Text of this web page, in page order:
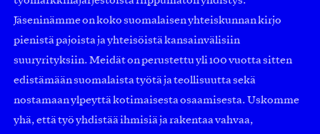
Jäseninämme on koko suomalaisen yhteiskunnan kirjo
pienistä pajoista ja yhteisöistä kansainvälisiin
suuryrityksiin. Meidät on perustettu yli 100 vuotta sitten
edistämään suomalaista työtä ja teollisuutta sekä
nostamaan ylpeyttä kotimaisesta osaamisesta. Uskomme
yhä, että työ yhdistää ihmisiä ja rakentaa vahvaa,